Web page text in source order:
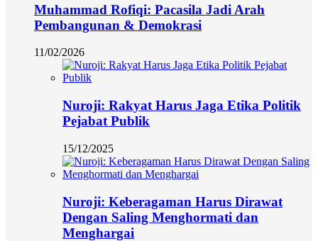
Muhammad Rofiqi: Pacasila Jadi Arah
Pembangunan & Demokrasi
11/02/2026
Nuroji: Rakyat Harus Jaga Etika Politik
Pejabat Publik
15/12/2025
Nuroji: Keberagaman Harus Dirawat
Dengan Saling Menghormati dan
Menghargai